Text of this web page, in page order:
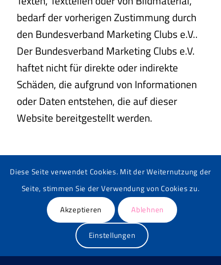
bedarf der vorherigen Zustimmung durch
den Bundesverband Marketing Clubs e.V..
Der Bundesverband Marketing Clubs e.V.
haftet nicht für direkte oder indirekte
Schäden, die aufgrund von Informationen
oder Daten entstehen, die auf dieser
Website bereitgestellt werden.
Diese Seite verwendet Cookies. Mit der Weiternutzung der
Seite, stimmen Sie der Verwendung von Cookies zu.
Akzeptieren
Ablehnen
Einstellungen